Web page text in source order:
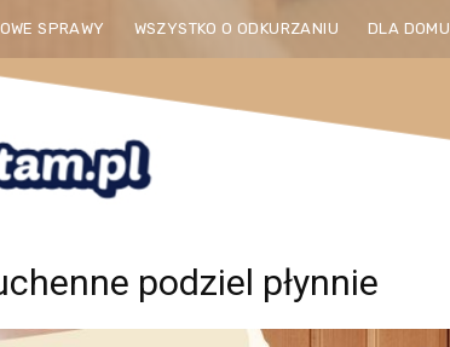
SPRAWY WSZYSTKO O ODKURZANIU DLA DOMU
podziel płynnie